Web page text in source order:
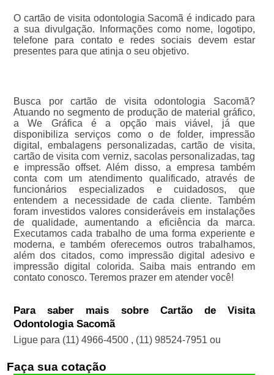
O cartão de visita odontologia Sacomã é indicado para
a sua divulgação. Informações como nome, logotipo,
telefone para contato e redes sociais devem estar
presentes para que atinja o seu objetivo.
Busca por cartão de visita odontologia Sacomã?
Atuando no segmento de produção de material gráfico,
a We Gráfica é a opção mais viável, já que
disponibiliza serviços como o de folder, impressão
digital, embalagens personalizadas, cartão de visita,
cartão de visita com verniz, sacolas personalizadas, tag
e impressão offset. Além disso, a empresa também
conta com um atendimento qualificado, através de
funcionários especializados e cuidadosos, que
entendem a necessidade de cada cliente. Também
foram investidos valores consideráveis em instalações
de qualidade, aumentando a eficiência da marca.
Executamos cada trabalho de uma forma experiente e
moderna, e também oferecemos outros trabalhamos,
além dos citados, como impressão digital adesivo e
impressão digital colorida. Saiba mais entrando em
contato conosco. Teremos prazer em atender você!
Para saber mais sobre Cartão de Visita
Odontologia Sacomã
Ligue para (11) 4966-4500 , (11) 98524-7951 ou
Faça sua cotação